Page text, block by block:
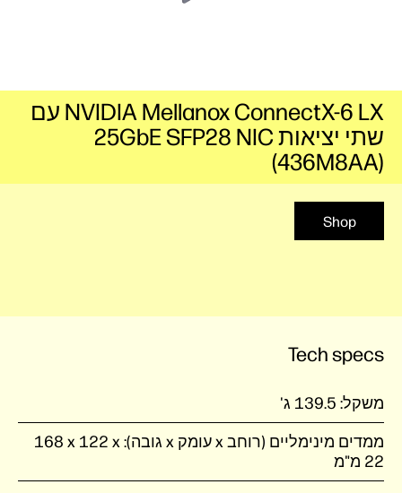
Shop
NVIDIA Mellanox ConnectX-6 LX עם
שתי יציאות 25GbE SFP28 NIC
(436M8AA)
Tech specs
משקל: 139.5 ג'
ממדים מינימליים (רוחב x עומק x גובה):
‎168 x 122 x
22 מ"מ